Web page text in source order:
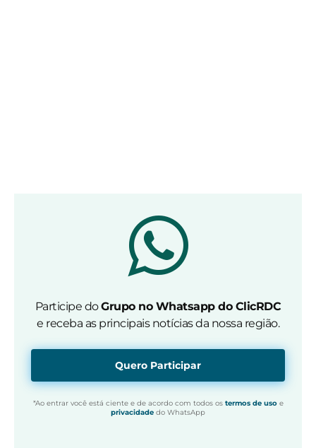
Participe doGrupo no Whatsapp do ClicRDC
e receba as principais notícias da nossa região.
Quero Participar
*Ao entrar você está ciente e de acordo com todos os termos de usoe
privacidade do WhatsApp